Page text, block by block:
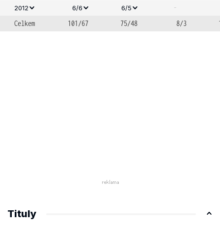
2012
6/6 6/5
-
Celkem
101/67 75/48 8/3
Tituly